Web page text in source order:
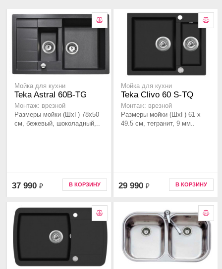
Мойка для кухни
Teka Astral 60B-TG
Монтаж: врезной
Размеры мойки (ШхГ) 78х50
см, бежевый, шоколадный,..
37 990 ₽ В КОРЗИНУ
Мойка для кухни
Teka Clivo 60 S-TQ
Монтаж: врезной
Размеры мойки (ШхГ) 61 х
49.5 см, тегранит, 9 мм..
29 990 ₽ В КОРЗИНУ